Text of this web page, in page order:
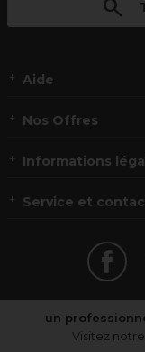
Aide
Nos Offres
Informations
Service et
un
Visitez